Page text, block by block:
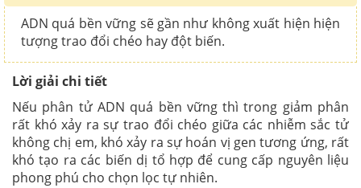
ADN quá bền vững sẽ gần như không xuất hiện hiện
tượng trao đổi chéo hay đột biến.
Lời giải chi tiết
Nếu phân tử ADN quá bền vững thì trong giảm phân
rất khó xảy ra sự trao đổi chéo giữa các nhiễm sắc tử
không chị em, khó xảy ra sự hoán vị gen tương ứng, rất
khó tạo ra các biến dị tổ hợp để cung cấp nguyên liệu
phong phú cho chọn lọc tự nhiên.